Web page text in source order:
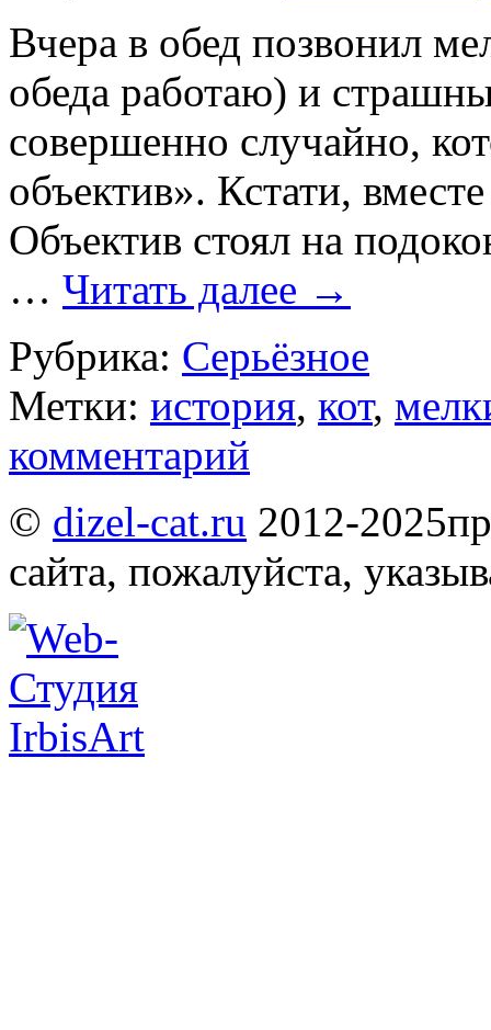
Вчера в обед позвонил
обеда работаю) и
совершенно случайно,
объектив». Кстати,
Объектив стоял на
… Читать далее →
Рубрика: Серьёзное
Метки: история, кот,
комментарий
© dizel-cat.ru 2012-2025
сайта, пожалуйста,